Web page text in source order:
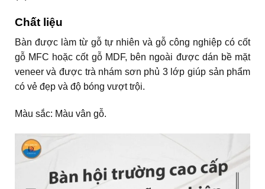
Chất liệu
Bàn được làm từ gỗ tự nhiên và gỗ công nghiệp có cốt
gỗ MFC hoặc cốt gỗ MDF, bên ngoài được dán bề mặt
veneer và được trà nhám sơn phủ 3 lớp giúp sản phẩm
có vẻ đẹp và độ bóng vượt trội.
Màu sắc: Màu vân gỗ.